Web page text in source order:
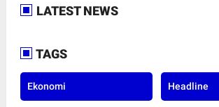
LATEST NEWS
TAGS
Ekonomi Headline